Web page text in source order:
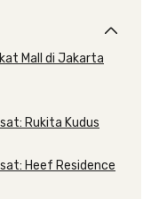
Mall di Jakarta
Rukita Kudus
Heef Residence